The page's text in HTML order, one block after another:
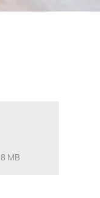
8 MB